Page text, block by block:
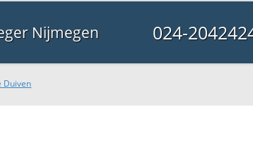
Nijmegen 024-
Duiven